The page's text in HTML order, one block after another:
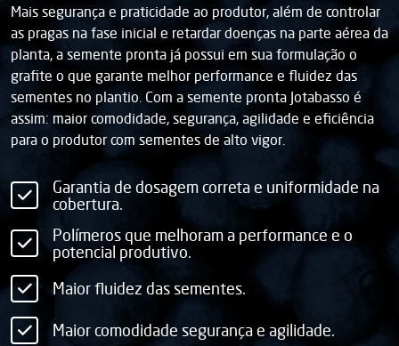
Mais segurança e praticidade ao produtor, além de controlar
as pragas na fase inicial e retardar doenças na parte aérea da
planta, a semente pronta já possui em sua formulação o
grafite o que garante melhor performance e fluidez das
sementes no plantio. Com a semente pronta Jotabasso é
assim: maior comodidade, segurança, agilidade e eficiência
para o produtor com sementes de alto vigor.
Garantia de dosagem correta e uniformidade na
cobertura.
Polímeros que melhoram a performance e o
potencial produtivo.
Maior fluidez das sementes.
Maior comodidade segurança e agilidade.